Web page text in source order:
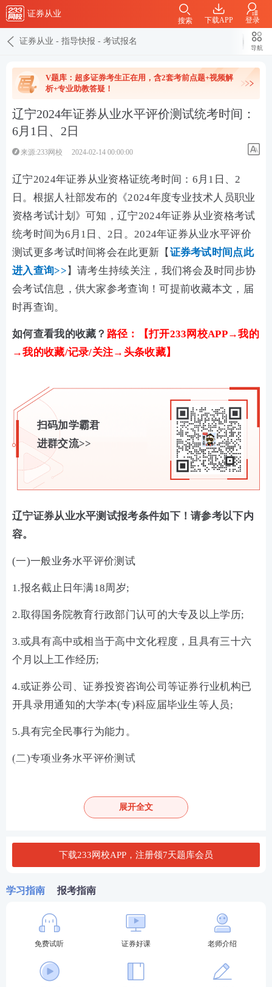
证券从业
下载APP 登录
搜索
证券从业 - 指导快报 - 考试报名
导航
V题库：超多证券考生正在用，含2套考前点题+视频解
析+专业助教答疑！
辽宁2024年证券从业水平评价测试统考时间：
6月1日、2日
来源:233网校 2024-02-14 00:00:00
辽宁2024年证券从业资格证统考时间：6月1日、2
日。根据人社部发布的《2024年度专业技术人员职业
资格考试计划 》可知，辽宁2024年证券从业资格考试
统考时间为6月1日、2日。 2024年证券从业水平评价
测试更多考试时间将会在此更新【 证券考试时间点此
进入查询>> 】请考生持续关注，我们将会及时同步协
会考试信息，供大家参考查询！可提前收藏本文，届
时再查询。
如何查看我的收藏？ 路径：【打开233网校APP→我的
→我的收藏/记录/关注→头条收藏】
扫码加学霸君
进群交流>>
辽宁证券从业水平测试报考条件如下！请参考以下内
容。
(一)一般业务水平评价测试
1.报名截止日年满18周岁;
2.取得国务院教育行政部门认可的大专及以上学历;
3.或具有高中或相当于高中文化程度，且具有三十六
个月以上工作经历;
4.或证券公司、证券投资咨询公司等证券行业机构已
开具录用通知的大学本(专)科应届毕业生等人员;
5.具有完全民事行为能力。
(二)专项业务水平评价测试
或符合《证券公司董事、监事、高级管理人员及从业
人员管理规则》第十条规定的相关人员,可报名参加专
项业务水平评价测试。
按照《监督管理办法》第八条、第五十六条规定以及
证券评级等相关监管规定参加测试的人员，或通过一
员，可报名参加高级管理人员水平评价测试。
辽宁证券从业水平测试报考流程：
第一步：登录中国证券业协会-从业人员-水平评价测
展开全文
下载233网校APP，注册领7天题库会员
学习指南 报考指南
免费试听 证券好课 老师介绍